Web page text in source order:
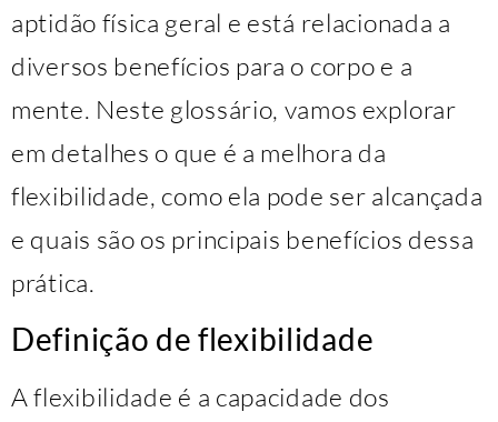
aptidão física geral e está relacionada a
diversos benefícios para o corpo e a
mente. Neste glossário, vamos explorar
em detalhes o que é a melhora da
flexibilidade, como ela pode ser alcançada
e quais são os principais benefícios dessa
prática.
Definição de flexibilidade
A flexibilidade é a capacidade dos